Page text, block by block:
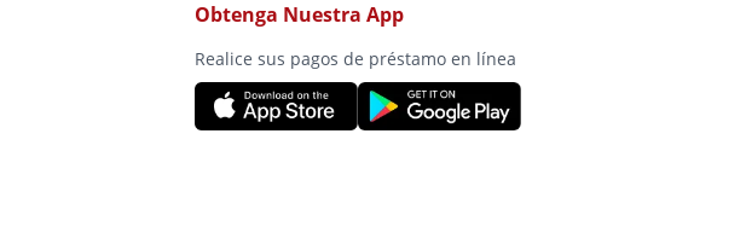
Obtenga Nuestra App
Realice sus pagos de préstamo en línea